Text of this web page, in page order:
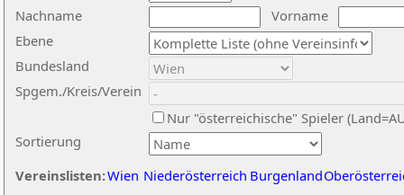
Nachname
Vorname
Ebene
Sortierung
Bundesland
Spgem./Kreis/Verein
Nur "österreichische" Spieler
Vereinslisten:Wien Niederösterreich Burgenland